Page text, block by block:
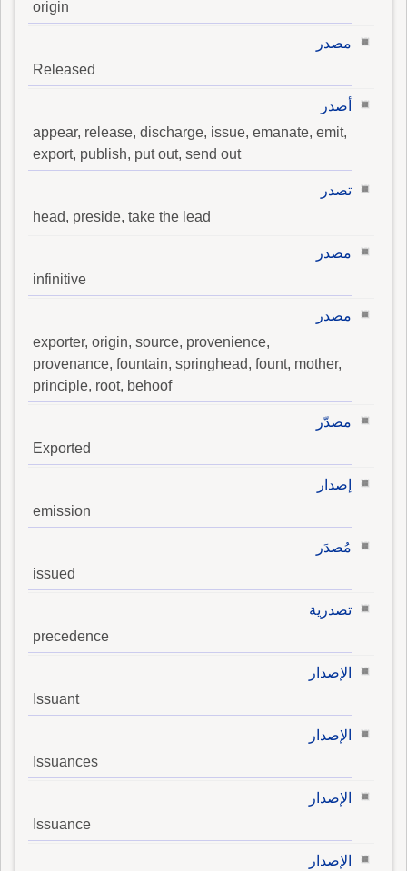
origin
مصدر
Released
أصدر
appear, release, discharge, issue, emanate, emit,
export, publish, put out, send out
تصدر
head, preside, take the lead
مصدر
infinitive
مصدر
exporter, origin, source, provenience,
provenance, fountain, springhead, fount, mother,
principle, root, behoof
مصدّر
Exported
إصدار
emission
مُصدَر
issued
تصدرية
precedence
الإصدار
Issuant
الإصدار
Issuances
الإصدار
Issuance
الإصدار